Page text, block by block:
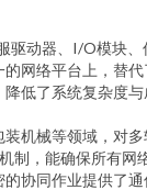
驱动器、I/O模块、
网络平台上，替代
低了系统复杂度与
装机械等领域，对
制，能确保所有网
协同作业提供了通